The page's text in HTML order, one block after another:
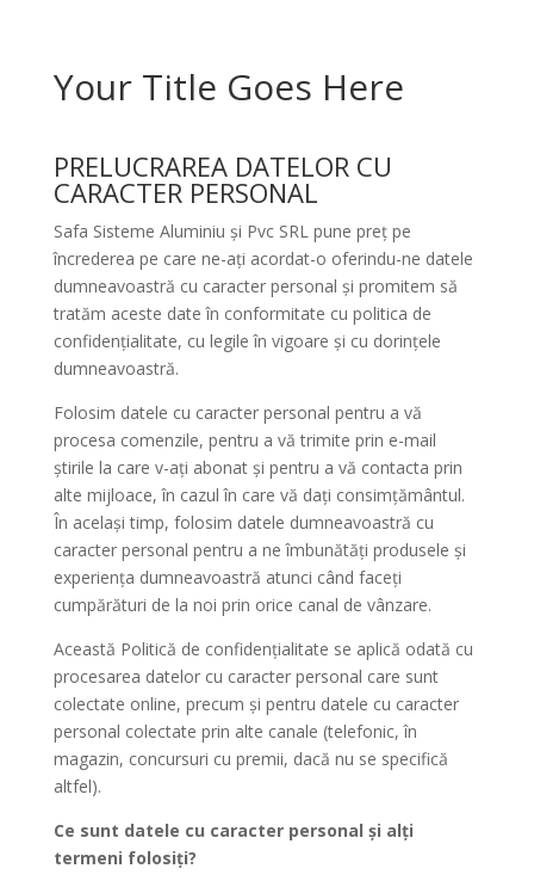
Your Title Goes Here
PRELUCRAREA DATELOR CU
CARACTER PERSONAL
Safa Sisteme Aluminiu și Pvc SRL pune preț pe
încrederea pe care ne-ați acordat-o oferindu-ne datele
dumneavoastră cu caracter personal și promitem să
tratăm aceste date în conformitate cu politica de
confidențialitate, cu legile în vigoare și cu dorințele
dumneavoastră.
Folosim datele cu caracter personal pentru a vă
procesa comenzile, pentru a vă trimite prin e-mail
știrile la care v-ați abonat și pentru a vă contacta prin
alte mijloace, în cazul în care vă dați consimțământul.
În același timp, folosim datele dumneavoastră cu
caracter personal pentru a ne îmbunătăți produsele și
experiența dumneavoastră atunci când faceți
cumpărături de la noi prin orice canal de vânzare.
Această Politică de confidențialitate se aplică odată cu
procesarea datelor cu caracter personal care sunt
colectate online, precum și pentru datele cu caracter
personal colectate prin alte canale (telefonic, în
magazin, concursuri cu premii, dacă nu se specifică
altfel).
Ce sunt datele cu caracter personal și alți
termeni folosiți?